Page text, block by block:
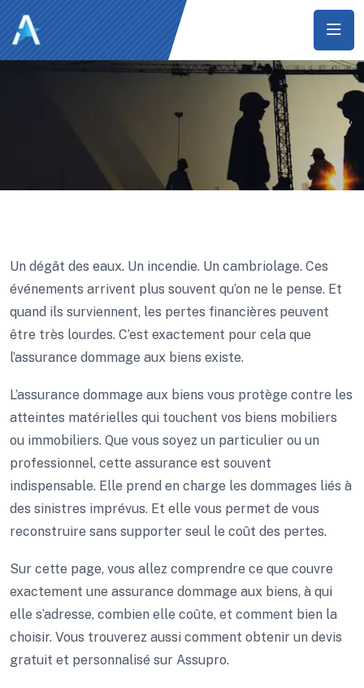
Un dégât des eaux. Un incendie. Un cambriolage. Ces
événements arrivent plus souvent qu’on ne le pense. Et
quand ils surviennent, les pertes financières peuvent
être très lourdes. C’est exactement pour cela que
l’assurance dommage aux biens existe.
L’assurance dommage aux biens vous protège contre les
atteintes matérielles qui touchent vos biens mobiliers
ou immobiliers. Que vous soyez un particulier ou un
professionnel, cette assurance est souvent
indispensable. Elle prend en charge les dommages liés à
des sinistres imprévus. Et elle vous permet de vous
reconstruire sans supporter seul le coût des pertes.
Sur cette page, vous allez comprendre ce que couvre
exactement une assurance dommage aux biens, à qui
elle s’adresse, combien elle coûte, et comment bien la
choisir. Vous trouverez aussi comment obtenir un devis
gratuit et personnalisé sur Assupro.